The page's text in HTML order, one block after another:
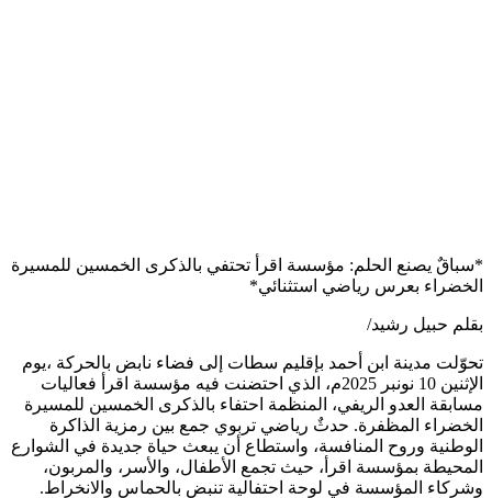
*سباقٌ يصنع الحلم: مؤسسة اقرأ تحتفي بالذكرى الخمسين للمسيرة
الخضراء بعرس رياضي استثنائي*
بقلم حبيل رشيد/
تحوّلت مدينة ابن أحمد بإقليم سطات إلى فضاء نابض بالحركة ،يوم
الإثنين 10 نونبر 2025م، الذي احتضنت فيه مؤسسة اقرأ فعاليات
مسابقة العدو الريفي، المنظمة احتفاء بالذكرى الخمسين للمسيرة
الخضراء المظفرة. حدثٌ رياضي تربوي جمع بين رمزية الذاكرة
الوطنية وروح المنافسة، واستطاع أن يبعث حياة جديدة في الشوارع
المحيطة بمؤسسة اقرأ، حيث تجمع الأطفال، والأسر، والمربون،
وشركاء المؤسسة في لوحة احتفالية تنبض بالحماس والانخراط.